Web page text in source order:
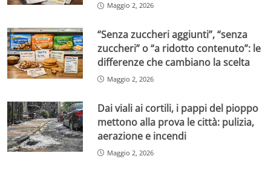
Maggio 2, 2026
“Senza zuccheri aggiunti”, “senza
zuccheri” o “a ridotto contenuto”: le
differenze che cambiano la scelta
Maggio 2, 2026
Dai viali ai cortili, i pappi del pioppo
mettono alla prova le città: pulizia,
aerazione e incendi
Maggio 2, 2026